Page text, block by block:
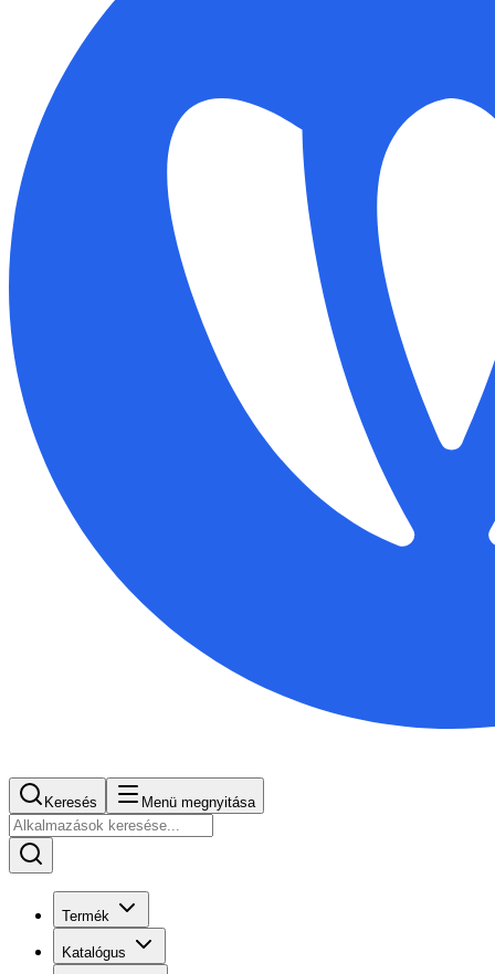
Keresés Menü megnyitása
Termék
Katalógus